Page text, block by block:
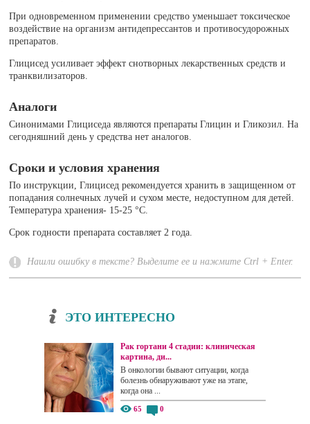
При одновременном применении средство уменьшает токсическое
воздействие на организм антидепрессантов и противосудорожных
препаратов.
Глицисед усиливает эффект снотворных лекарственных средств и
транквилизаторов.
Аналоги
Синонимами Глициседа являются препараты Глицин и Гликозил. На
сегодняшний день у средства нет аналогов.
Сроки и условия хранения
По инструкции, Глицисед рекомендуется хранить в защищенном от
попадания солнечных лучей и сухом месте, недоступном для детей.
Температура хранения- 15-25 °C.
Срок годности препарата составляет 2 года.
Нашли ошибку в тексте? Выделите ее и нажмите Ctrl + Enter.
ЭТО ИНТЕРЕСНО
Рак гортани 4 стадии: клиническая
картина, ди...
В онкологии бывают ситуации, когда
болезнь обнаруживают уже на этапе,
когда она ...
65 0